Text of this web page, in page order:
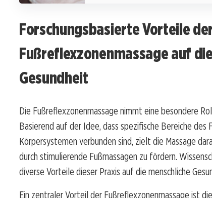
Forschungsbasierte Vorteile
Fußreflexzonenmassage auf
Gesundheit
Die Fußreflexzonenmassage nimmt eine besondere
Basierend auf der Idee, dass spezifische Bereiche
Körpersystemen verbunden sind, zielt die Massage
durch stimulierende Fußmassagen zu fördern.
diverse Vorteile dieser Praxis auf die menschliche
Ein zentraler Vorteil der Fußreflexzonenmassage ist